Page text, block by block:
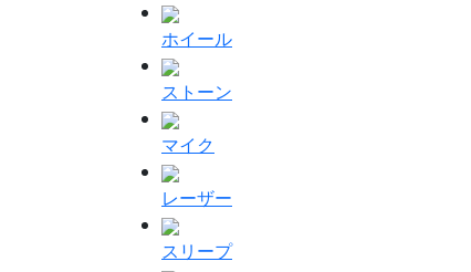
ホイール
ストーン
マイク
レーザー
スリープ